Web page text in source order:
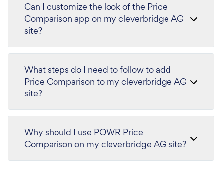
Can I customize the look of the Price
Comparison app on my cleverbridge AG
site?
What steps do I need to follow to add
Price Comparison to my cleverbridge AG
site?
Why should I use POWR Price
Comparison on my cleverbridge AG site?